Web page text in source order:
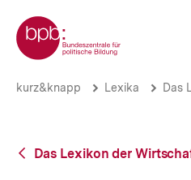
zum
Seiteninhalt
springen
Zur Startseite der bpb
Fördergebiete
Brotkrümelnavigation
kurz&knapp Lexika Das
Zurück
Das Lexikon der